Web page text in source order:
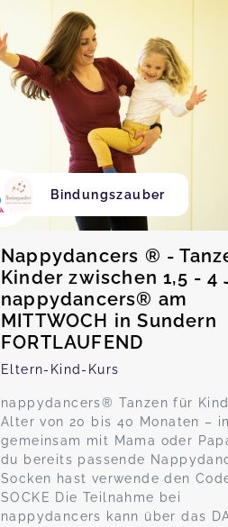
Bindungszauber
Nappydancers ® -
Kinder zwischen 1,5 - 4
nappydancers® am
MITTWOCH in Sundern
FORTLAUFEND
Eltern-Kind-Kurs
nappydancers® Tanzen für
Alter von 20 bis 40 Monaten –
gemeinsam mit Mama oder
du bereits passende
Socken hast verwende den
SOCKE Die Teilnahme bei
nappydancers kann über das